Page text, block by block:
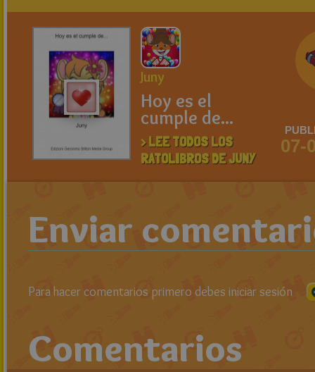
Juny
Hoy es el
cumple de...
> LEE TODOS LOS
RATOLIBROS DE JUNY
07-
Enviar
Para hacer comentarios primero debes iniciar sesión
Comentarios